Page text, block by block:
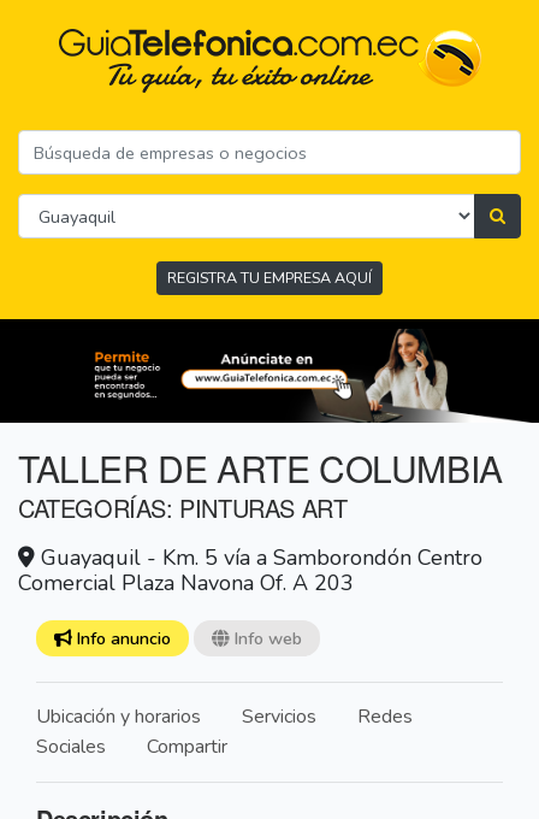
REGISTRA TU EMPRESA AQUÍ
TALLER DE ARTE COLUMBIA
CATEGORÍAS: PINTURAS ART
Guayaquil - Km. 5 vía a Samborondón Centro
Comercial Plaza Navona Of. A 203
Info anuncio Info web
Ubicación y horarios Servicios
Redes
Sociales
Compartir